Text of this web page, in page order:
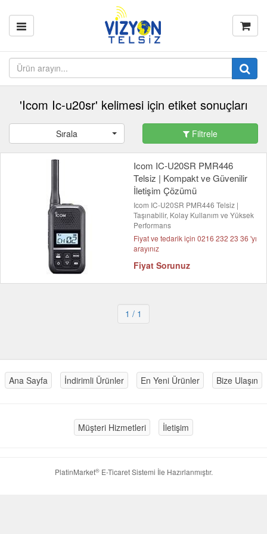
'Icom Ic-u20sr' kelimesi için etiket sonuçları
Sırala Filtrele
Icom IC-U20SR PMR446
Telsiz | Kompakt ve Güvenilir
İletişim Çözümü
Icom IC-U20SR PMR446 Telsiz |
Taşınabilir, Kolay Kullanım ve Yüksek
Performans
Fiyat ve tedarik için 0216 232 23 36 'yı
arayınız
Fiyat Sorunuz
1 / 1
Ana Sayfa İndirimli Ürünler En Yeni Ürünler Bize Ulaşın
Müşteri Hizmetleri İletişim
PlatinMarket®E-Ticaret Sistemi İle Hazırlanmıştır.